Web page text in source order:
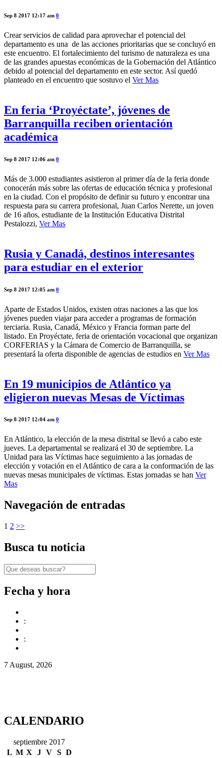
Sep 8 2017 12:17 am 0
Crear servicios de calidad para aprovechar el potencial del
departamento es una de las acciones prioritarias que se concluyó en
este encuentro. El fortalecimiento del turismo de naturaleza es una
de las grandes apuestas económicas de la Gobernación del Atlántico
debido al potencial del departamento en este sector. Así quedó
planteado en el encuentro que sostuvo el Ver Mas
En feria ‘Proyéctate’, jóvenes de
Barranquilla reciben orientación
académica
Sep 8 2017 12:06 am 0
Más de 3.000 estudiantes asistieron al primer día de la feria donde
conocerán más sobre las ofertas de educación técnica y profesional
en la ciudad. Con el propósito de definir su futuro y encontrar una
respuesta para su carrera profesional, Juan Carlos Nerette, un joven
de 16 años, estudiante de la Institución Educativa Distrital
Pestalozzi, Ver Mas
Rusia y Canadá, destinos interesantes
para estudiar en el exterior
Sep 8 2017 12:05 am 0
Aparte de Estados Unidos, existen otras naciones a las que los
jóvenes pueden viajar para acceder a programas de formación
terciaria. Rusia, Canadá, México y Francia forman parte del
listado. En Proyéctate, feria de orientación vocacional que organizan
CORFERIAS y la Cámara de Comercio de Barranquilla, se
presentará la oferta disponible de agencias de estudios en Ver Mas
En 19 municipios de Atlántico ya
eligieron nuevas Mesas de Víctimas
Sep 8 2017 12:04 am 0
En Atlántico, la elección de la mesa distrital se llevó a cabo este
jueves. La departamental se realizará el 30 de septiembre. La
Unidad para las Víctimas hace seguimiento a las jornadas de
elección y votación en el Atlántico de cara a la conformación de las
nuevas mesas municipales de víctimas. Estas jornadas se han Ver
Mas
Navegación de entradas
1 2 >>
Busca tu noticia
Fecha y hora
:
:
7 August, 2026
CALENDARIO
septiembre 2017
L M X J V S D